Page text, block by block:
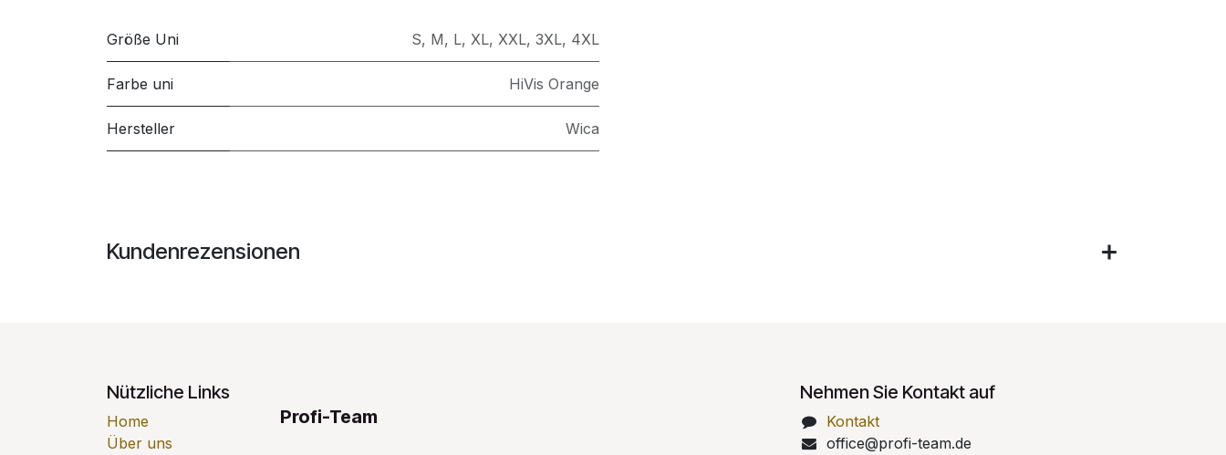
Größe Uni S, M, L, XL, XXL, 3XL, 4XL
Farbe uni HiVis Orange
Hersteller Wica
Kundenrezensionen
Nützliche Links
Home
Über uns
Profi-Team
Nehmen Sie Kontakt auf
Kontakt
office@profi-team.de